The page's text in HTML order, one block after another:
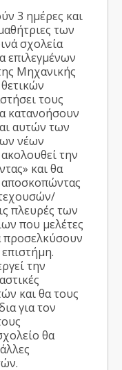
3 ημέρες και
των
σχολεία
επιλεγμένων
Μηχανικής
τους
κατανοήσουν
αυτών των
νέων
την
και θα
αποσκοπώντας
πλευρές των
που μελέτες
προσελκύσουν
την
και θα τους
για τον
θα